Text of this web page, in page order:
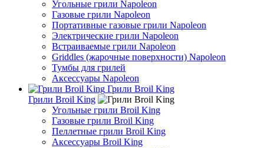
Угольные грили Napoleon
Газовые грили Napoleon
Портативные газовые грили Napoleon
Электрические грили Napoleon
Встраиваемые грили Napoleon
Griddles (жарочные поверхности) Napoleon
Тумбы для грилей
Аксессуары Napoleon
Грили Broil King
Грили Broil King
Угольные грили Broil King
Газовые грили Broil King
Пеллетные грили Broil King
Аксессуары Broil King